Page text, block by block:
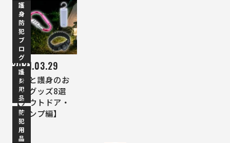
護
身
防
犯
ブ
ロ
グ
護
身
用
品
防
犯
用
品
2021.03.29
防犯と護身のお
薦めグッズ8選
【アウトドア・
キャンプ編】